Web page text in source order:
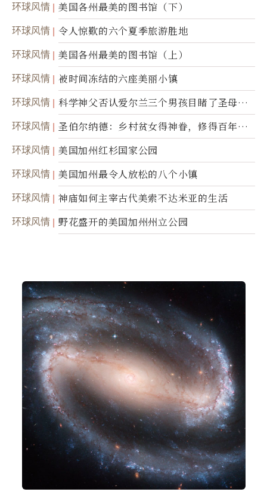
环球风情 美国各州最美的图书馆（下）
环球风情 令人惊歎的六个夏季旅游胜地
环球风情 美国各州最美的图书馆（上）
环球风情 被时间冻结的六座美丽小镇
环球风情
科学神父否认爱尔兰三个男孩目睹了圣母显
灵
环球风情
圣伯尔纳德：乡村贫女得神眷，修得百年不
腐身
环球风情 美国加州红杉国家公园
环球风情 美国加州最令人放松的八个小镇
环球风情 神庙如何主宰古代美索不达米亚的生活
环球风情 野花盛开的美国加州州立公园